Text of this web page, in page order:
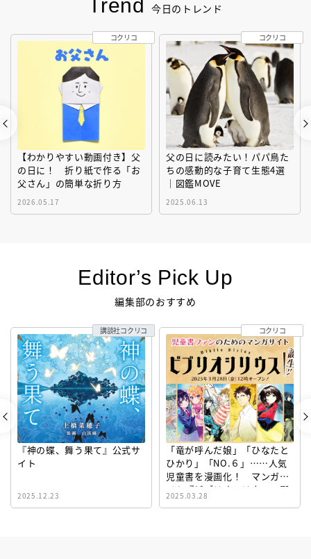
Trend 今日のトレンド
【わかりやすい動画付き】父
の日に！ 折り紙で作る「お
父さん」の簡単な折り方
2026.05.17
コクリコ
父の日に読みたい！パパ鳥た
ちの感動的な子育て生態4選
｜図鑑MOVE
2025.06.13
コクリコ
Editor’s Pick Up
編集部のおすすめ
『神の蝶、舞う果て』公式サ
イト
2025.12.23
講談社コクリコ
「竜が呼んだ娘」「ひなたと
ひかり」「NO.６」……人気
児童書を漫画化！ マンガサ
イト『ビブリオシリウス』誕
生！
2025.03.28
コクリコ